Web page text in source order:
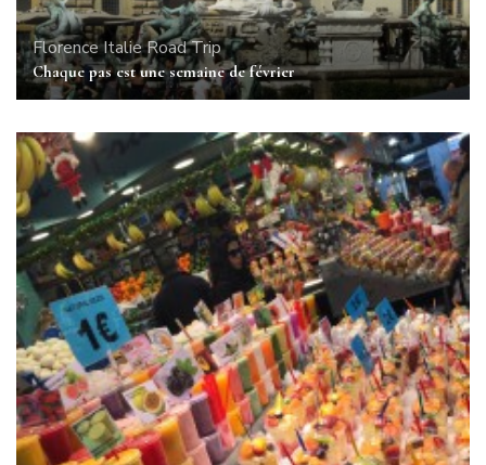
FlorenceItalieRoad Trip
Chaque pas est une semaine de février